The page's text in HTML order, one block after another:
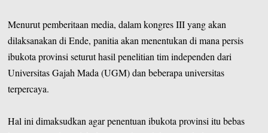
Menurut pemberitaan media, dalam kongres III yang akan
dilaksanakan di Ende, panitia akan menentukan di mana persis
ibukota provinsi seturut hasil penelitian tim independen dari
Universitas Gajah Mada (UGM) dan beberapa universitas
terpercaya.
Hal ini dimaksudkan agar penentuan ibukota provinsi itu bebas